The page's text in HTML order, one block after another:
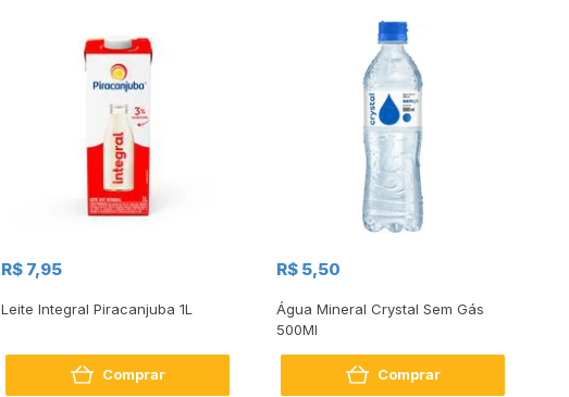
R$ 7,95
Leite Integral Piracanjuba 1L
Comprar
R$ 5,50
Água Mineral Crystal Sem Gás
500Ml
Comprar